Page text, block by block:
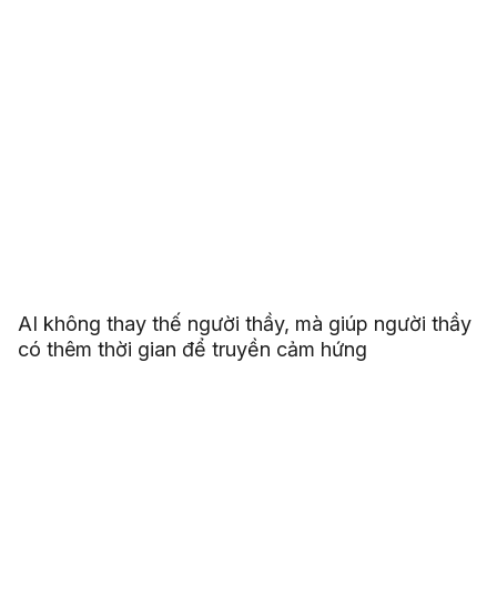
AI không thay thế người thầy, mà giúp người thầy
có thêm thời gian để truyền cảm hứng